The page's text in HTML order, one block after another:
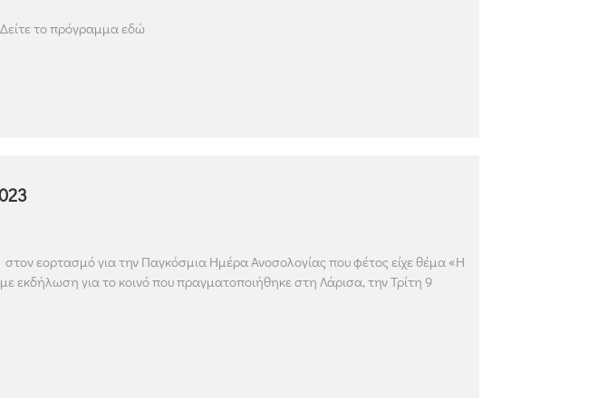
το πρόγραμμα εδώ
στον εορτασμό για την Παγκόσμια Ημέρα Ανοσολογίας που φέτος είχε θέμα «Η
εκδήλωση για το κοινό που πραγματοποιήθηκε στη Λάρισα, την Τρίτη 9